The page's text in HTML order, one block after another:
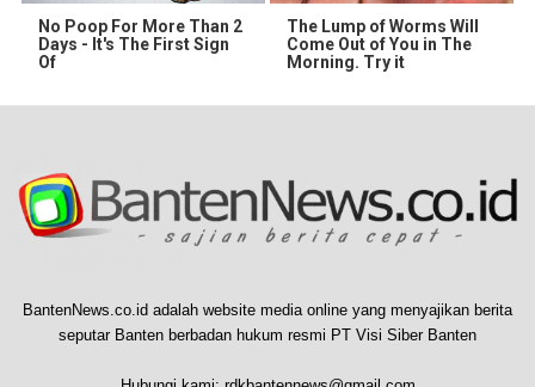
No Poop For More Than 2
Days - It's The First Sign
Of
The Lump of Worms Will
Come Out of You in The
Morning. Try it
BantenNews.co.id adalah website media online yang menyajikan berita
seputar Banten berbadan hukum resmi PT Visi Siber Banten